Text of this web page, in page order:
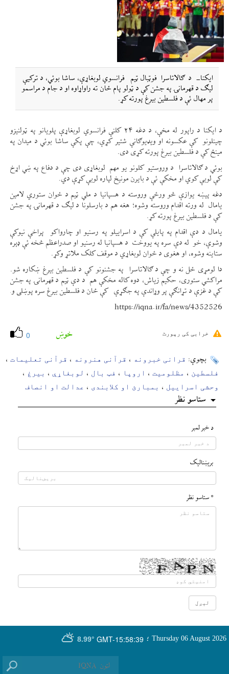
ایکنا- د ګالاتاسرا فوټبال ټیم فرانسوي لوبغاړې، ساشا بوئي، د ترکیې
لیګ د قهرمانۍ په جشن کې د ټولو پام ځان ته راواړاوه او د جام د مراسمو
پر مهال ئې د فلسطین بیرغ پورته کړ.
د ایکنا د راپور له مخې، د دغه ۲۴ کلنې فرانسوي لوبغاړې پلویانو په ټولنیزو
چینلونو کې عکسونه او ویډیوګانې شئیر کړې، چې پکې ساشا بوئي د میدان په
مینځ کې د فلسطین بیرغ پورته کړی دی.
بوئي د ګالاتاسرا د وروستیو کلونو یو مهم لوبغاړی دی چې د دفاع په ښي اړخ
کې لوبې کوي او مخکې ئې د بایرن مونیخ لپاره لوبې کړې دي.
دغه پېښه یوازې څو ورځې وروسته د هسپانیا د ملي ټیم د ځوان ستوري لامین
یامال له ورته اقدام وروسته وشوه؛ هغه هم د بارسلونا د لیګ د قهرمانۍ په جشن
کې د فلسطین بیرغ پورته کړ.
یامال د دې اقدام په پایلې کې د اسراییلو په رسنیو او چارواکو پراخې نیوکې
وشوې، خو له دې سره په یووخت د هسپانیا له رسنیو او صدراعظم څخه ئې ډېره
ستاینه وشوه، او هغوی د ځوان لوبغاړي د موقف کلک ملاتړ وکړ.
دا لومړی ځل نه و چې د ګالاتاسرا په جشنونو کې د فلسطین بیرغ ښکاره شو.
مراکشي ستوری، حکیم زیاش، دوه کاله مخکې هم د دې ټیم د قهرمانۍ په جشن
کې د غزې د تړانګې پر وړاندې په جګړې کې ځان د فلسطین بیرغ سره پوښلی و.
https://iqna.ir/fa/news/4352526
0 خوښ خرابی کی رپورٹ
بچوې: قرانی خبرونه ، قرآنی هنرونه ، قرآنی تعلیمات ،
فلسطین ، مظلومیت ، اروپا ، فټ بال ، لوبغاړې ، بیرغ ،
وحشی اسراییل ، بمبارئ او کلابندی ، عدالت او انصاف
ستاسو نظر
د خبر لمبر
بريښناليک
* ستاسو نظر
GMT-15:58:39
8.99° Thursday 06 August 2026 ؛